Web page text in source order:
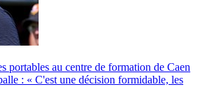
portables au centre de formation de Caen
: « C'est une décision formidable, les